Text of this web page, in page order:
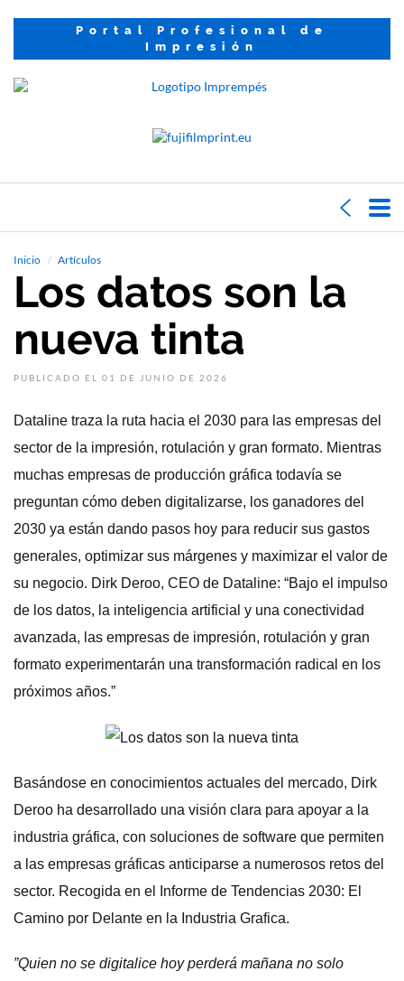
Portal Profesional de
Impresión
Inicio Artículos
Los datos son la
nueva tinta
PUBLICADO EL 01 DE JUNIO DE 2026
Dataline traza la ruta hacia el 2030 para las empresas del
sector de la impresión, rotulación y gran formato. Mientras
muchas empresas de producción gráfica todavía se
preguntan cómo deben digitalizarse, los ganadores del
2030 ya están dando pasos hoy para reducir sus gastos
generales, optimizar sus márgenes y maximizar el valor de
su negocio. Dirk Deroo, CEO de Dataline: “Bajo el impulso
de los datos, la inteligencia artificial y una conectividad
avanzada, las empresas de impresión, rotulación y gran
formato experimentarán una transformación radical en los
próximos años.”
Basándose en conocimientos actuales del mercado, Dirk
Deroo ha desarrollado una visión clara para apoyar a la
industria gráfica, con soluciones de software que permiten
a las empresas gráficas anticiparse a numerosos retos del
sector. Recogida en el Informe de Tendencias 2030: El
Camino por Delante en la Industria Grafica.
”Quien no se digitalice hoy perderá mañana no solo